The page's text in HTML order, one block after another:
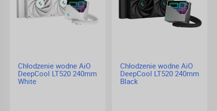
Chłodzenie wodne AiO
DeepCool LT520 240mm
White
Chłodzenie wodne AiO
DeepCool LT520 240mm
Black